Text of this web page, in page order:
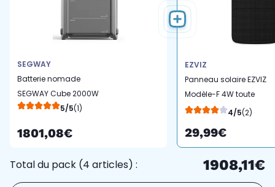
SEGWAY
Batterie nomade
SEGWAY Cube 2000W
5/5(1)
1801,08€
EZVIZ
Panneau solaire EZVIZ
Modèle-F 4W toute
caméra sur batterie
4/5(2)
29,99€
Total du pack (4 articles) : 1908,11€